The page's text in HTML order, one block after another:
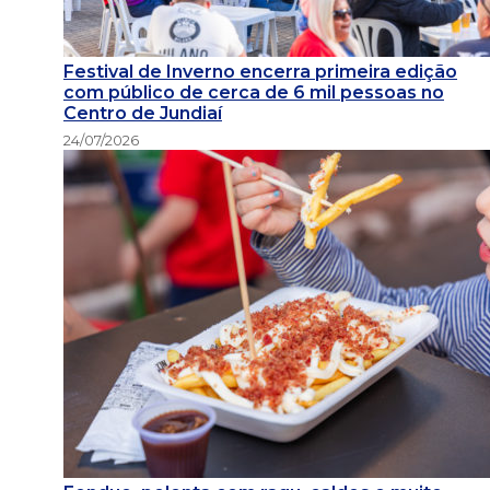
Festival de Inverno encerra primeira edição
com público de cerca de 6 mil pessoas no
Centro de Jundiaí
24/07/2026